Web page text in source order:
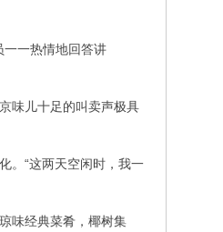
一一热情地回答讲
味儿十足的叫卖声极具
。“这两天空闲时，我一
味经典菜肴，椰树集